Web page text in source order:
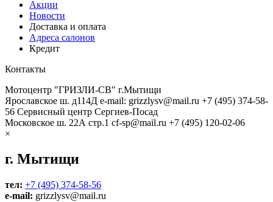
Акции
Новости
Доставка и оплата
Адреса салонов
Кредит
Контакты
Мотоцентр "ГРИЗЛИ-СВ" г.Мытищи
Ярославское ш. д114Д e-mail: grizzlysv@mail.ru +7 (495) 374-58-
56 Сервисный центр Сергиев-Посад
Московское ш. 22А стр.1 cf-sp@mail.ru +7 (495) 120-02-06
×
г. Мытищи
тел: +7 (495) 374-58-56
e-mail: grizzlysv@mail.ru